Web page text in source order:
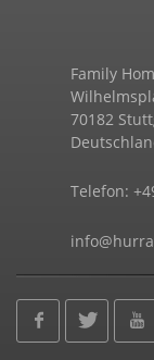
Family
70182
Telefon: